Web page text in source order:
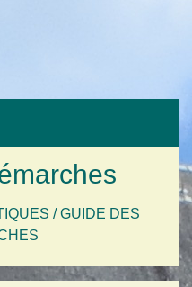
/GUIDE DES